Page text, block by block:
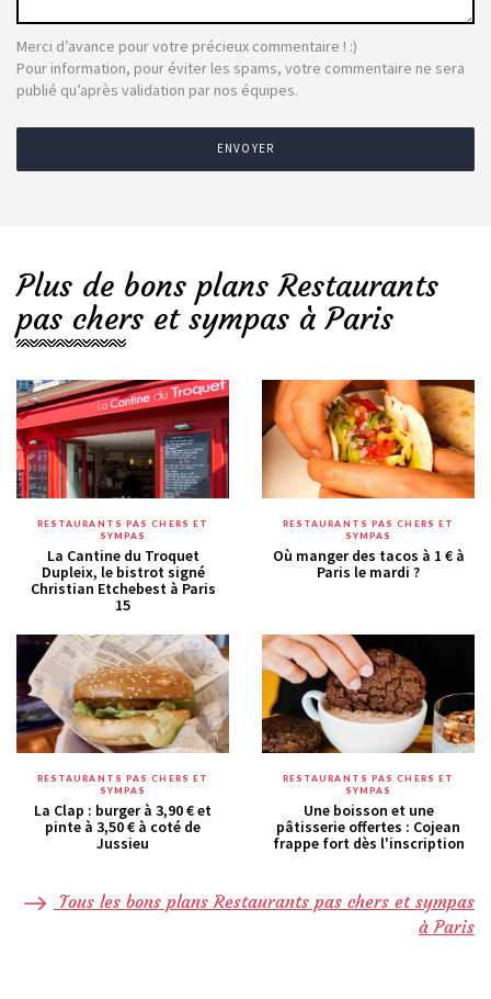
Merci d’avance pour votre précieux commentaire ! :)
Pour information, pour éviter les spams, votre commentaire ne sera
publié qu’après validation par nos équipes.
ENVOYER
Plus de bons plans Restaurants
pas chers et sympas à Paris
RESTAURANTS PAS CHERS ET
SYMPAS
La Cantine du Troquet
Dupleix, le bistrot signé
Christian Etchebest à Paris
15
RESTAURANTS PAS CHERS ET
SYMPAS
Où manger des tacos à 1 € à
Paris le mardi ?
RESTAURANTS PAS CHERS ET
SYMPAS
La Clap : burger à 3,90 € et
pinte à 3,50 € à coté de
Jussieu
RESTAURANTS PAS CHERS ET
SYMPAS
Une boisson et une
pâtisserie offertes : Cojean
frappe fort dès l'inscription
Tous les bons plans Restaurants pas chers et sympas
à Paris